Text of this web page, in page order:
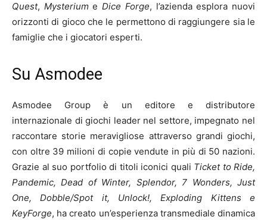
Quest, MysteriumeDice Forge, l’azienda esplora nuovi
orizzonti di gioco che le permettono di raggiungere sia le
famiglie che i giocatori esperti.
Su Asmodee
Asmodee Group è un editore e distributore
internazionale di giochi leader nel settore, impegnato nel
raccontare storie meravigliose attraverso grandi giochi,
con oltre 39 milioni di copie vendute in più di 50 nazioni.
Grazie al suo portfolio di titoli iconici quali Ticket to Ride,
Pandemic, Dead of Winter, Splendor, 7 Wonders, Just
One, Dobble/Spot it, Unlock!, Exploding Kittens e
KeyForge, ha creato un’esperienza transmediale dinamica